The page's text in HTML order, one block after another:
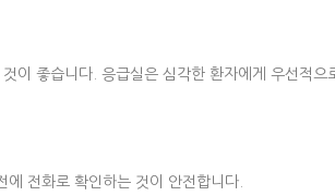
이 좋습니다. 응급실은 심각한 환자에게 우선적으
전화로 확인하는 것이 안전합니다.